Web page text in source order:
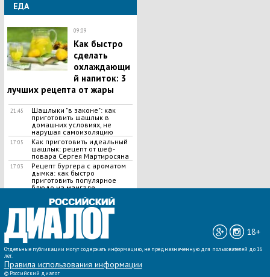
ЕДА
09:09
Как быстро
сделать
охлаждающи
й напиток: 3
лучших рецепта от жары
21:45
Шашлыки "в законе": как
приготовить шашлык в
домашних условиях, не
нарушая самоизоляцию
17:05
Как приготовить идеальный
шашлык​: рецепт от шеф-
повара Сергея Мартиросяна
17:03
Рецепт бургера с ароматом
дымка: как быстро
приготовить популярное
блюдо на мангале
ВСЕ НОВОСТИ »
18+
Отдельные публикации могут содержать информацию, не предназначенную для пользователей до 16
лет.
Правила использования информации
© Российский диалог